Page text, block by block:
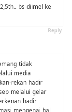
bs diimel ke
Reply
tidak
media
rekan hadir
melalui gelar
hadir
mengenai hal